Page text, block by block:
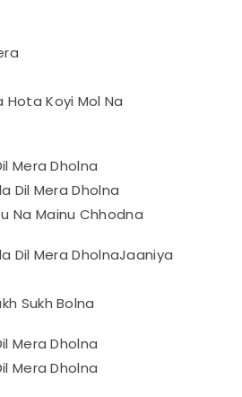
Koyi Mol Na
Mera Dholna
Dil Mera Dholna
Na Mainu Chhodna
Dil Mera DholnaJaaniya
Sukh Bolna
Mera Dholna
Mera Dholna